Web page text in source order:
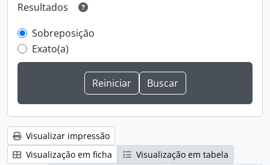
Resultados
Sobreposição
Exato(a)
Visualizar impressão
Visualização em ficha
Visualização em tabela